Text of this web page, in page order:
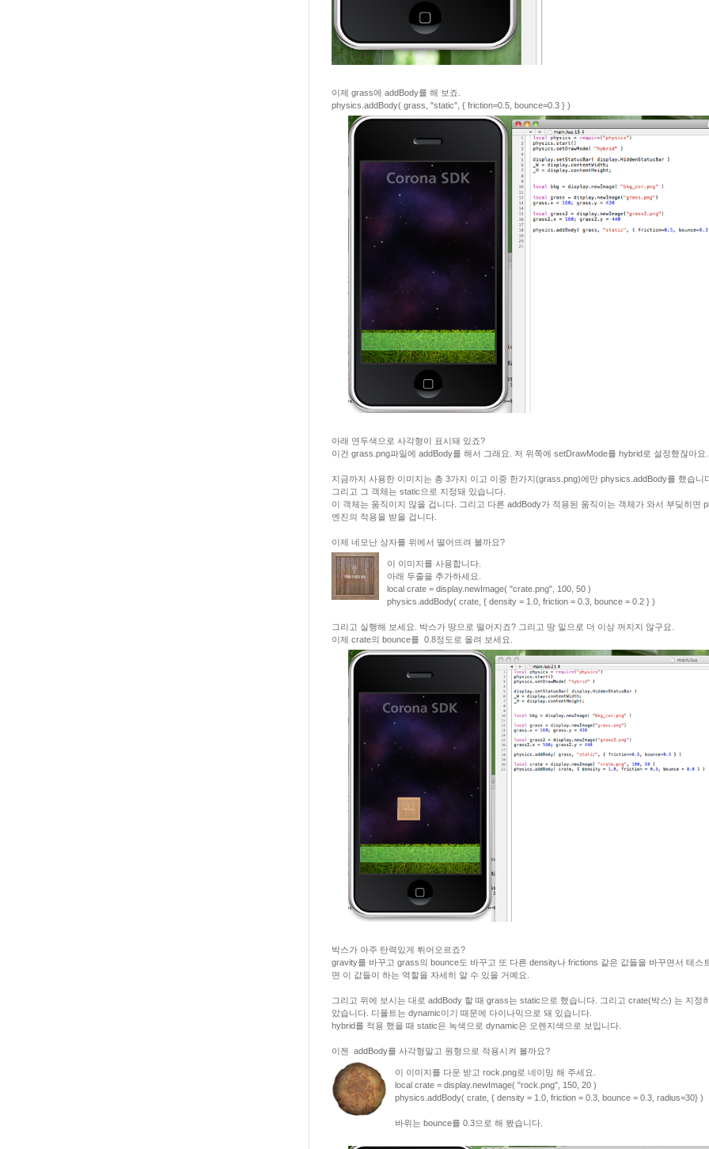
이제 grass에 addBody를 해 보죠.
physics.addBody( grass, "static", { friction=0.5, bounce=0.3 } )
아래 연두색으로 사각형이 표시돼 있죠?
이건 grass.png파일에 addBody를 해서 그래요. 저 위쪽에 setDrawMode를 hybrid로 설정했잖아요.
지금까지 사용한 이미지는 총 3가지 이고 이중 한가지(grass.png)에만 physics.addBody를 했습니
그리고 그 객체는 static으로 지정돼 있습니다.
이 객체는 움직이지 않을 겁니다. 그리고 다른 addBody가 적용된 움직이는 객체가 와서 부딪히면
엔진의 적용을 받을 겁니다.
이제 네모난 상자를 위에서 떨어뜨려 볼까요?
이 이미지를 사용합니다.
아래 두줄을 추가하세요.
local crate = display.newImage( "crate.png", 100, 50 )
physics.addBody( crate, { density = 1.0, friction = 0.3, bounce = 0.2 } )
그리고 실행해 보세요. 박스가 땅으로 떨어지죠? 그리고 땅 밑으로 더 이상 꺼지지 않구요.
이제 crate의 bounce를 0.8정도로 올려 보세요.
박스가 아주 탄력있게 튀어오르죠?
gravity를 바꾸고 grass의 bounce도 바꾸고 또 다른 density나 frictions 같은 값들을 바꾸면서 테스
면 이 값들이 하는 역할을 자세히 알 수 있을 거예요.
그리고 위에 보시는 대로 addBody 할 때 grass는 static으로 했습니다. 그리고 crate(박스) 는 지정
았습니다. 디폴트는 dynamic이기 때문에 다이나믹으로 돼 있습니다.
hybrid를 적용 했을 때 static은 녹색으로 dynamic은 오렌지색으로 보입니다.
이젠 addBody를 사각형말고 원형으로 적용시켜 볼까요?
이 이미지를 다운 받고 rock.png로 네이밍 해 주세요.
local crate = display.newImage( "rock.png", 150, 20 )
physics.addBody( crate, { density = 1.0, friction = 0.3, bounce = 0.3, radius=30} )
바위는 bounce를 0.3으로 해 봤습니다.